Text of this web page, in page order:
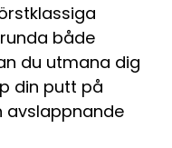
både
du utmana dig
din putt på
avslappnande